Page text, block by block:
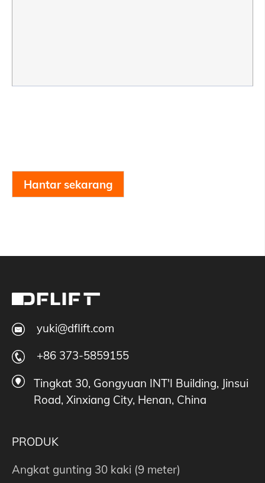
Hantar sekarang
yuki@dflift.com
+86 373-5859155
Tingkat 30, Gongyuan INT'I Building, Jinsui
Road, Xinxiang City, Henan, China
PRODUK
Angkat gunting 30 kaki (9 meter)